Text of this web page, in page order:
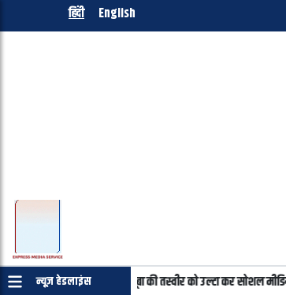
हिंदी English
न्यूज़ हेडलाइंस
की जरुरत नहीं महबूबा की तस्वीर को उल्टा कर सोशल